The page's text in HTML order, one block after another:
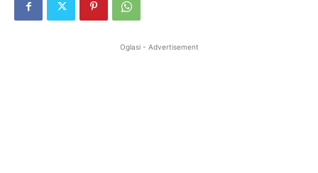
Oglasi - Advertisement